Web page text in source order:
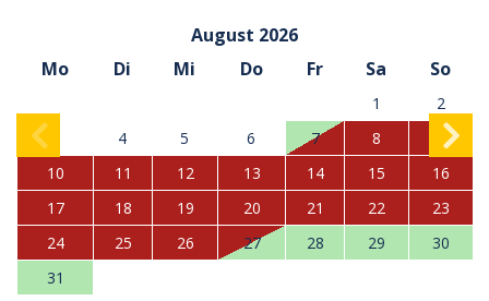
August 2026
Mo
Di Mi Do Fr Sa So
1
2
4 5 6 7 8
9
10
11 12 13 14 15
16
17
18 19 20 21 22
23
24
25 26 27 28 29
30
31